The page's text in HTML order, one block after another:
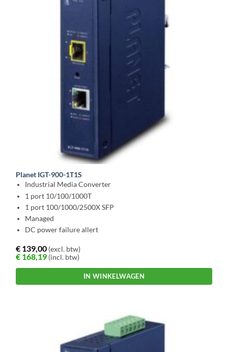
Planet IGT-900-1T1S
Industrial Media Converter
1 port 10/100/1000T
1 port 100/1000/2500X SFP
Managed
DC power failure allert
€ 139,00 (excl. btw)
€ 168,19 (incl. btw)
IN WINKELWAGEN